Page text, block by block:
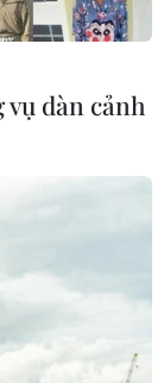
dàn cảnh